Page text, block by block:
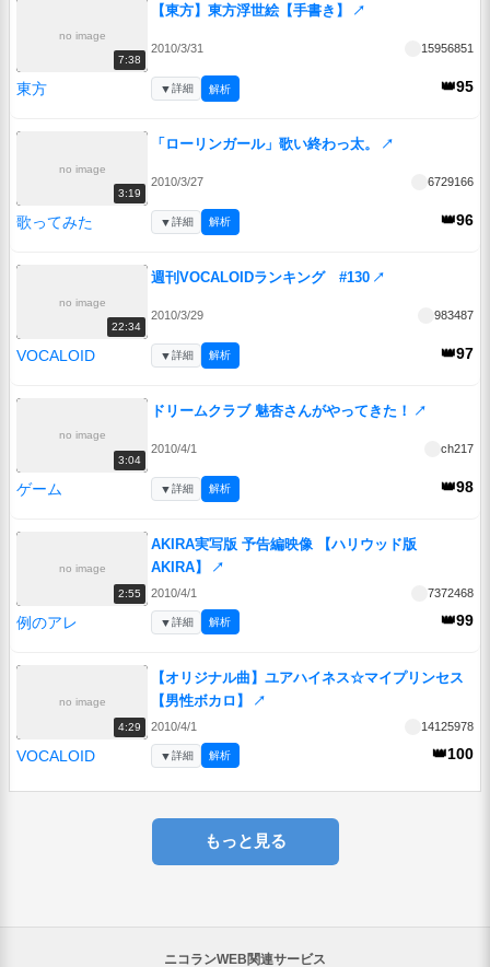
no image
7:38
【東方】東方浮世絵【手書き】 ↗
2010/3/31 15956851
東方 👑95
▼詳細 解析
no image
3:19
「ローリンガール」歌い終わっ太。 ↗
2010/3/27 6729166
歌ってみた 👑96
▼詳細 解析
no image
22:34
週刊VOCALOIDランキング #130 ↗
2010/3/29 983487
VOCALOID 👑97
▼詳細 解析
no image
3:04
ドリームクラブ 魅杏さんがやってきた！ ↗
2010/4/1 ch217
ゲーム 👑98
▼詳細 解析
no image
2:55
AKIRA実写版 予告編映像 【ハリウッド版
AKIRA】
↗
2010/4/1 7372468
例のアレ 👑99
▼詳細 解析
no image
4:29
【オリジナル曲】ユアハイネス☆マイプリンセス
【男性ボカロ】
↗
2010/4/1 14125978
VOCALOID 👑100
▼詳細 解析
もっと見る
ニコランWEB関連サービス